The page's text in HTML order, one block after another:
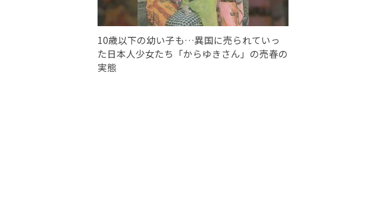
10歳以下の幼い子も…異国に売られていっ
た日本人少女たち「からゆきさん」の売春の
実態